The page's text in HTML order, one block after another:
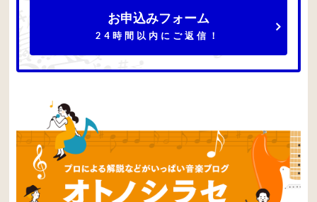
お申込みフォーム
24時間以内にご返信！